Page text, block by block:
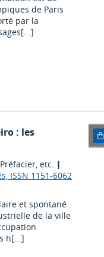
de Paris
par la
: les
etc. |
ISSN 1151-6062
et spontané
de la ville
h[...]